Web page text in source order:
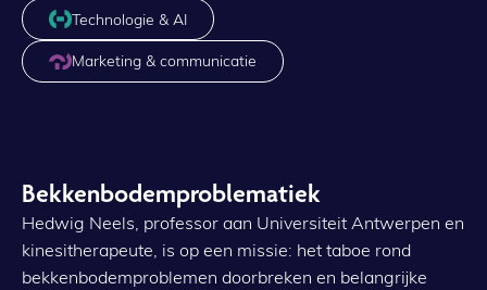
Technologie & AI
Marketing & communicatie
Bekkenbodemproblematiek
Hedwig Neels, professor aan Universiteit Antwerpen en
kinesitherapeute, is op een missie: het taboe rond
bekkenbodemproblemen doorbreken en belangrijke